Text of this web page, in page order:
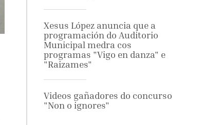
Xesus López anuncia que a
programación do Auditorio
Municipal medra cos
programas "Vigo en danza" e
"Raizames"
Videos gañadores do concurso
"Non o ignores"